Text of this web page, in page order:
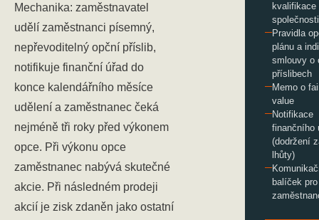
Mechanika: zaměstnavatel
udělí zaměstnanci písemný,
nepřevoditelný opční příslib,
notifikuje finanční úřad do
konce kalendářního měsíce
udělení a zaměstnanec čeká
nejméně tři roky před výkonem
opce. Při výkonu opce
zaměstnanec nabývá skutečné
akcie. Při následném prodeji
akcií je zisk zdaněn jako ostatní
kvalifikace
společnosti
Pravidla
plánu a
smlouvy o
příslibech
Memo o
value
Notifikace
finančního
(dodržení
lhůty)
balíček pro